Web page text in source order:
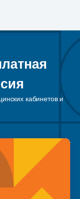
кабинетов и